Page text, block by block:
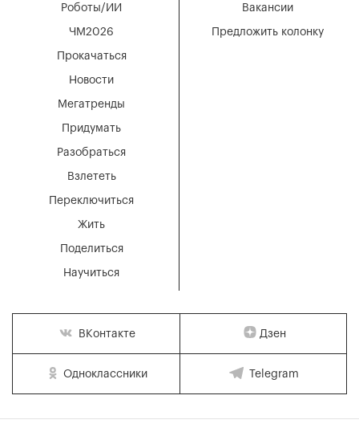
Мегатренды
Придумать
Разобраться
Взлететь
Новости
Переключиться
Жить
Поделиться
Научиться
Роботы/ИИ
ЧМ2026
Прокачаться
Вакансии
Предложить колонку
ВКонтакте Дзен
Одноклассники Telegram